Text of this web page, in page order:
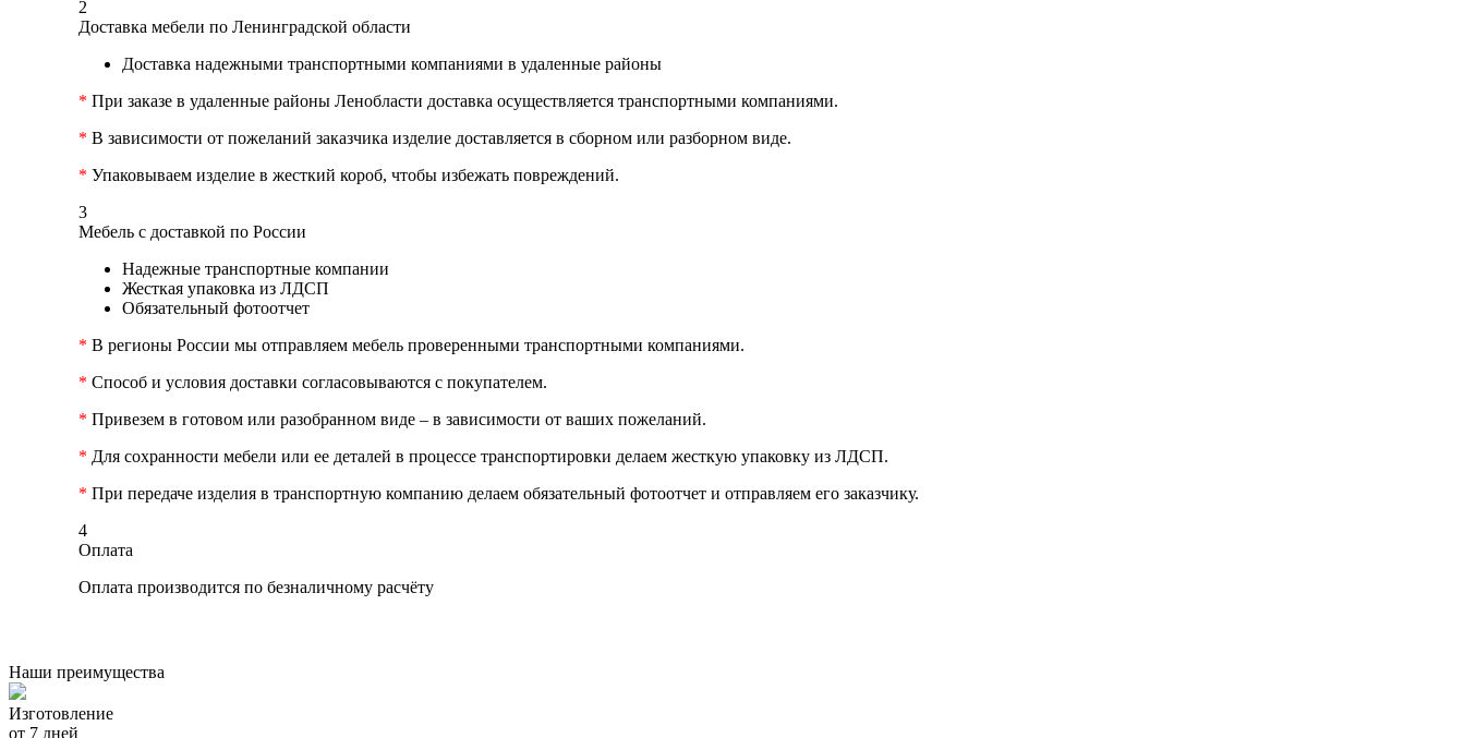
2
Доставка мебели по Ленинградской области
Доставка надежными транспортными компаниями в удаленные районы
* При заказе в удаленные районы Ленобласти доставка осуществляется транспортными компаниями.
* В зависимости от пожеланий заказчика изделие доставляется в сборном или разборном виде.
* Упаковываем изделие в жесткий короб, чтобы избежать повреждений.
3
Мебель с доставкой по России
Надежные транспортные компании
Жесткая упаковка из ЛДСП
Обязательный фотоотчет
* В регионы России мы отправляем мебель проверенными транспортными компаниями.
* Способ и условия доставки согласовываются с покупателем.
* Привезем в готовом или разобранном виде – в зависимости от ваших пожеланий.
* Для сохранности мебели или ее деталей в процессе транспортировки делаем жесткую упаковку из ЛДСП.
* При передаче изделия в транспортную компанию делаем обязательный фотоотчет и отправляем его заказчику.
4
Оплата
Оплата производится по безналичному расчёту
Наши преимущества
Изготовление
от 7 дней